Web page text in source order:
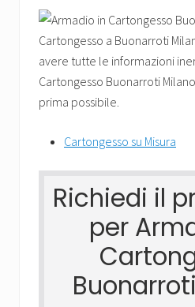
chiamaci.
Cartongesso su Misura
Richiedi il
per